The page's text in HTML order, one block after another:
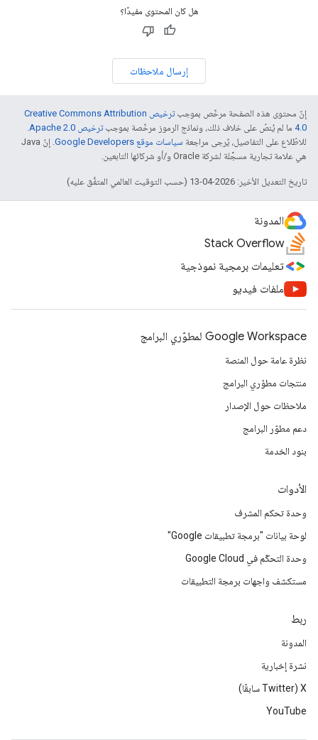
هل كان المحتوى مفيدًا؟
إرسال ملاحظات
إنّ محتوى هذه الصفحة مرخّص بموجب
ترخيص Creative Commons Attribution
4.0‏ ما لم يُنصّ على خلاف ذلك، ونماذج الرموز مرخّصة بموجبترخيص Apache 2.0‏
.
للاطّلاع على التفاصيل، يُرجى مراجعة سياسات موقع Google Developers‏
. إنّ Java
هي علامة تجارية مسجَّلة لشركة Oracle و/أو شركائها التابعين.
تاريخ التعديل الأخير: 2026-04-13 (حسب التوقيت العالمي المتفَّق عليه)
المدونة
Stack Overflow
تعليمات برمجية نموذجية
ملفات فيديو
Google Workspace لمطوّري البرامج
نظرة عامة حول المنصة
منتجات مطوّري البرامج
ملاحظات حول الإصدار
دعم مطوّر البرامج
بنود الخدمة
الأدوات
وحدة تحكم المشرف
لوحة بيانات "برمجة تطبيقات Google"
وحدة التحكّم في Google Cloud
مستكشف واجهات برمجة التطبيقات
ربط
المدونة
نشرة إخبارية
‫X ‏(Twitter سابقًا)
YouTube